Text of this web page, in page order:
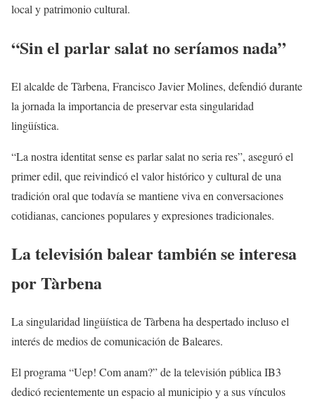
local y patrimonio cultural.
“Sin el parlar salat no seríamos nada”
El alcalde de Tàrbena, Francisco Javier Molines, defendió durante
la jornada la importancia de preservar esta singularidad
lingüística.
“La nostra identitat sense es parlar salat no seria res”, aseguró el
primer edil, que reivindicó el valor histórico y cultural de una
tradición oral que todavía se mantiene viva en conversaciones
cotidianas, canciones populares y expresiones tradicionales.
La televisión balear también se interesa
por Tàrbena
La singularidad lingüística de Tàrbena ha despertado incluso el
interés de medios de comunicación de Baleares.
El programa “Uep! Com anam?” de la televisión pública IB3
dedicó recientemente un espacio al municipio y a sus vínculos